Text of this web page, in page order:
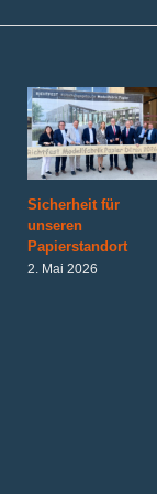
Sicherheit für
unseren
Papierstandort
2. Mai 2026